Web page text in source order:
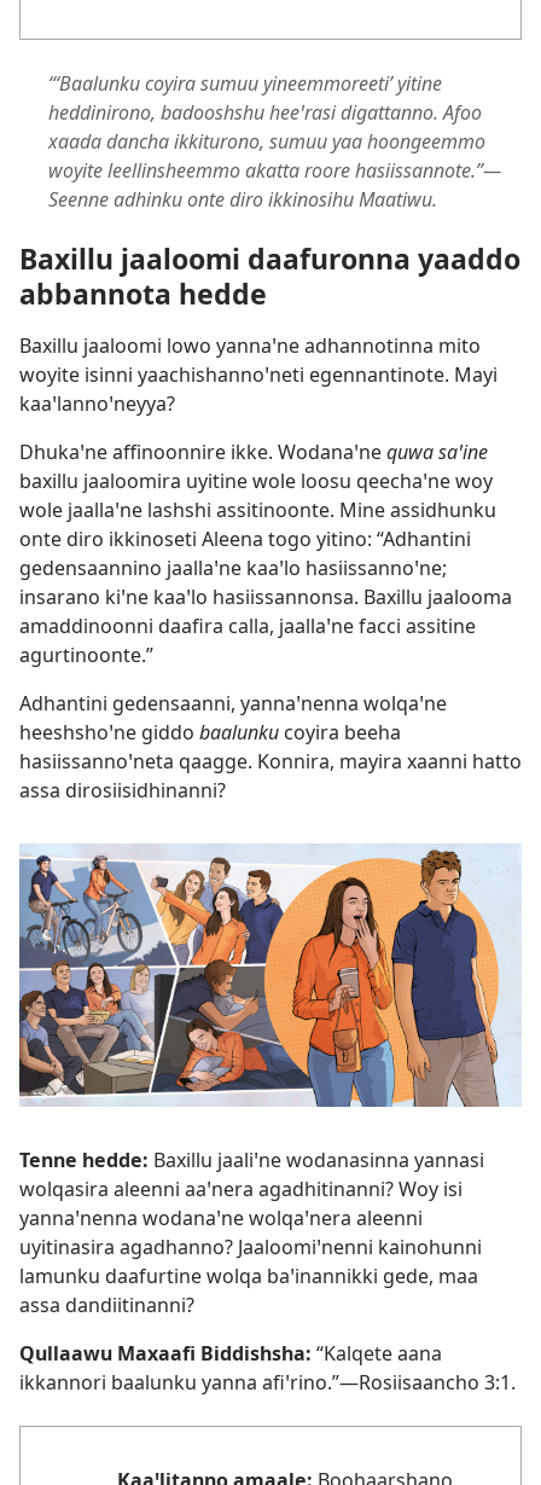
“‘Baalunku coyira sumuu yineemmoreeti’ yitine
heddinirono, badooshshu heeꞌrasi digattanno. Afoo
xaada dancha ikkiturono, sumuu yaa hoongeemmo
woyite leellinsheemmo akatta roore hasiissannote.”—
Seenne adhinku onte diro ikkinosihu Maatiwu.
Baxillu jaaloomi daafuronna yaaddo
abbannota hedde
Baxillu jaaloomi lowo yannaꞌne adhannotinna mito
woyite isinni yaachishannoꞌneti egennantinote. Mayi
kaaꞌlannoꞌneyya?
Dhukaꞌne affinoonnire ikke. Wodanaꞌnequwa saꞌine
baxillu jaaloomira uyitine wole loosu qeechaꞌne woy
wole jaallaꞌne lashshi assitinoonte. Mine assidhunku
onte diro ikkinoseti Aleena togo yitino: “Adhantini
gedensaannino jaallaꞌne kaaꞌlo hasiissannoꞌne;
insarano kiꞌne kaaꞌlo hasiissannonsa. Baxillu jaalooma
amaddinoonni daafira calla, jaallaꞌne facci assitine
agurtinoonte.”
Adhantini gedensaanni, yannaꞌnenna wolqaꞌne
heeshshoꞌne giddo baalunku coyira beeha
hasiissannoꞌneta qaagge. Konnira, mayira xaanni hatto
assa dirosiisidhinanni?
Tenne hedde: Baxillu jaaliꞌne wodanasinna yannasi
wolqasira aleenni aaꞌnera agadhitinanni? Woy isi
yannaꞌnenna wodanaꞌne wolqaꞌnera aleenni
uyitinasira agadhanno? Jaaloomiꞌnenni kainohunni
lamunku daafurtine wolqa baꞌinannikki gede, maa
assa dandiitinanni?
Qullaawu Maxaafi Biddishsha: “Kalqete aana
ikkannori baalunku yanna afiꞌrino.”—Rosiisaancho 3:1.